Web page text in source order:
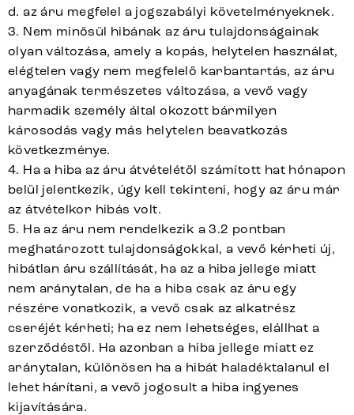
d. az áru megfelel a jogszabályi követelményeknek.
3. Nem minősül hibának az áru tulajdonságainak
olyan változása, amely a kopás, helytelen használat,
elégtelen vagy nem megfelelő karbantartás, az áru
anyagának természetes változása, a vevő vagy
harmadik személy által okozott bármilyen
károsodás vagy más helytelen beavatkozás
következménye.
4. Ha a hiba az áru átvételétől számított hat hónapon
belül jelentkezik, úgy kell tekinteni, hogy az áru már
az átvételkor hibás volt.
5. Ha az áru nem rendelkezik a 3.2 pontban
meghatározott tulajdonságokkal, a vevő kérheti új,
hibátlan áru szállítását, ha az a hiba jellege miatt
nem aránytalan, de ha a hiba csak az áru egy
részére vonatkozik, a vevő csak az alkatrész
cseréjét kérheti; ha ez nem lehetséges, elállhat a
szerződéstől. Ha azonban a hiba jellege miatt ez
aránytalan, különösen ha a hibát haladéktalanul el
lehet hárítani, a vevő jogosult a hiba ingyenes
kijavítására.